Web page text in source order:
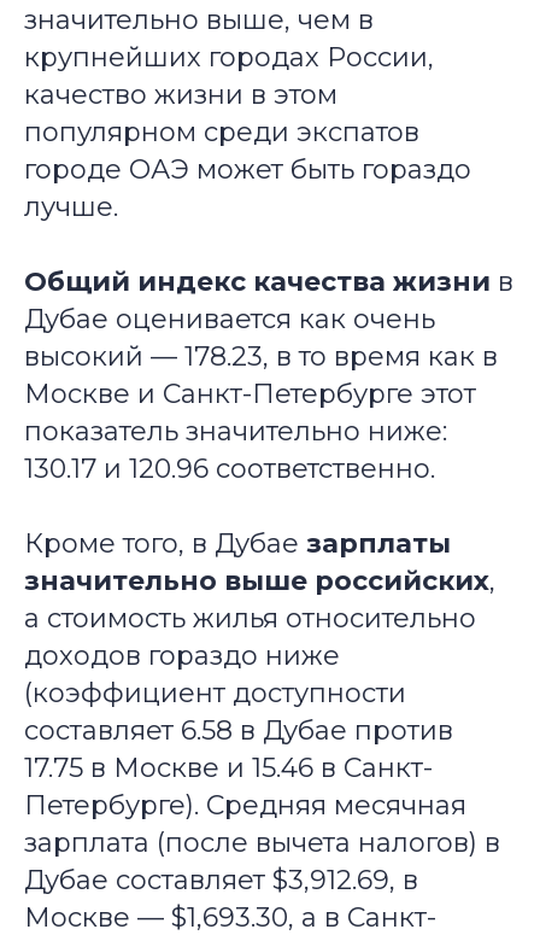
значительно выше, чем в
крупнейших городах России,
качество жизни в этом
популярном среди экспатов
городе ОАЭ может быть гораздо
лучше.
Общий индекс качества жизни в
Дубае оценивается как очень
высокий — 178.23, в то время как в
Москве и Санкт-Петербурге этот
показатель значительно ниже:
130.17 и 120.96 соответственно.
Кроме того, в Дубае зарплаты
значительно выше российских,
а стоимость жилья относительно
доходов гораздо ниже
(коэффициент доступности
составляет 6.58 в Дубае против
17.75 в Москве и 15.46 в Санкт-
Петербурге). Средняя месячная
зарплата (после вычета налогов) в
Дубае составляет $3,912.69, в
Москве — $1,693.30, а в Санкт-